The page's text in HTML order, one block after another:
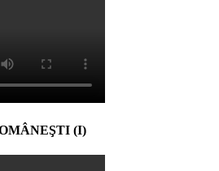
(I)